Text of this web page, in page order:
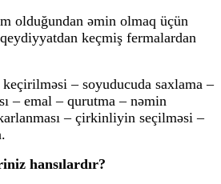
olduğundan əmin olmaq üçün
keçmiş fermalardan
keçirilməsi – soyuducuda saxlama –
– emal – qurutma – nəmin
– çirkinliyin seçilməsi –
hansılardır?